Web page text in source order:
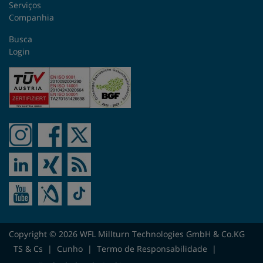
Reino Unido
República Checa
Roménia
Suécia
Suíça
Taiwan
Turquia
Ucrânia
Venezuela
Serviços
Companhia
Busca
Login
Copyright © 2026 WFL Millturn Technologies GmbH & Co.KG
TS & Cs
| Cunho | Termo de Responsabilidade
|